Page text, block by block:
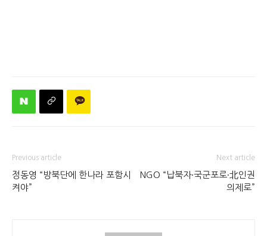
Previous article
정동영 “방북단에 한나라 포함시
켜야”
Next article
NGO “납북자∙국군포로∙北인권
의제로”